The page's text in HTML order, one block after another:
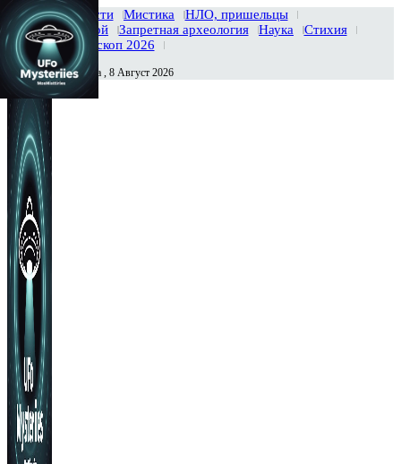
Главная Новости Мистика
НЛО, пришельцы
Тайны вселенной
Запретная археология Наука
Стихия
История
Гороскоп 2026
Сегодня Суббота , 8 Август 2026